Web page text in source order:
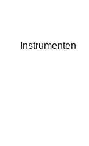
Instrumenten